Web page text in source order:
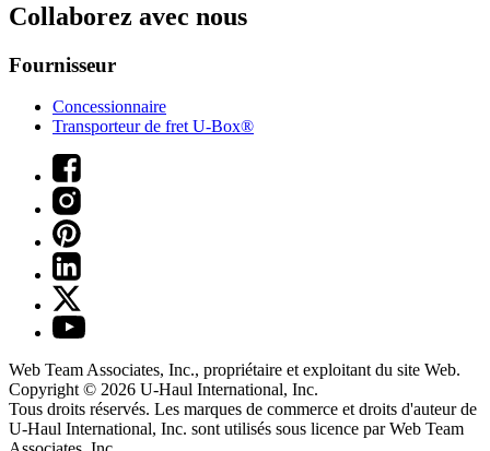
Collaborez avec nous
Fournisseur
Concessionnaire
Transporteur de fret U-Box®
Web Team Associates, Inc., propriétaire et exploitant du site Web.
Copyright © 2026 U-Haul International, Inc.
Tous droits réservés. Les marques de commerce et droits d'auteur de
U-Haul International, Inc. sont utilisés sous licence par Web Team